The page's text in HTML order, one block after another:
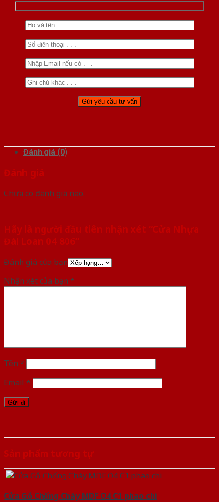
Đánh giá (0)
Đánh giá
Chưa có đánh giá nào.
Hãy là người đầu tiên nhận xét “Cửa Nhựa
Đài Loan 04 806”
Đánh giá của bạn
Nhận xét của bạn *
Tên *
Email *
Sản phẩm tương tự
Cửa Gỗ Chống Cháy MDF O4 C1 phao chi